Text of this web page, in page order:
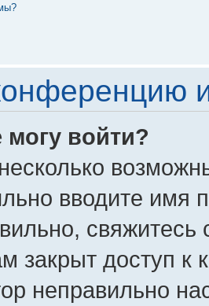
войти?
вводите имя
закрыт доступ к
неправильно